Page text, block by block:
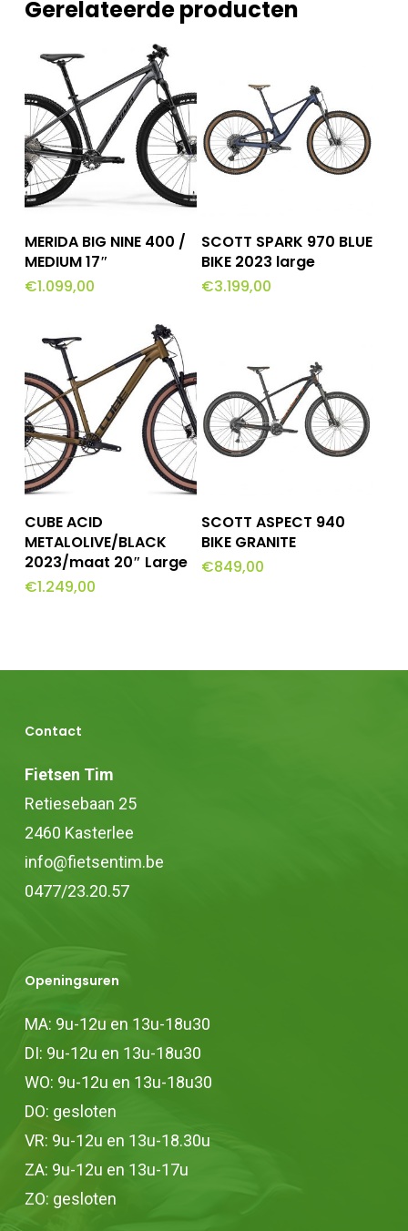
Gerelateerde producten
Toevoegen Aan
Winkelwagen
MERIDA BIG NINE 400 /
MEDIUM 17″
€1.099,00
Toevoegen Aan
Winkelwagen
SCOTT SPARK 970 BLUE
BIKE 2023 large
€3.199,00
Toevoegen Aan
Winkelwagen
CUBE ACID
METALOLIVE/BLACK
2023/maat 20″ Large
€1.249,00
Opties Selecteren
product
heeft
SCOTT ASPECT 940
BIKE GRANITE
€849,00
Contact
Fietsen Tim
Retiesebaan 25
2460 Kasterlee
info@fietsentim.be
0477/23.20.57
Openingsuren
MA: 9u-12u en 13u-18u30
DI: 9u-12u en 13u-18u30
WO: 9u-12u en 13u-18u30
DO: gesloten
VR: 9u-12u en 13u-18.30u
ZA: 9u-12u en 13u-17u
ZO: gesloten